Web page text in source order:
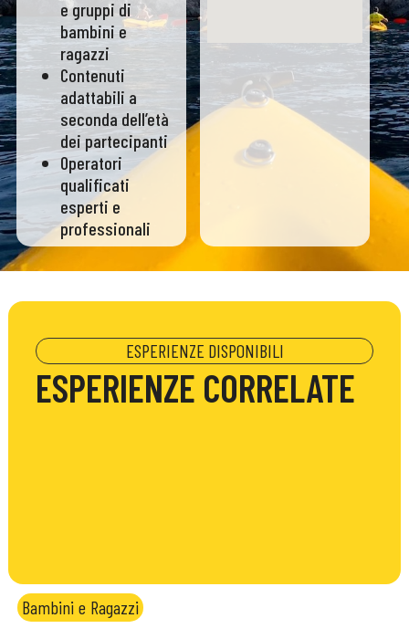
e gruppi di
bambini e
ragazzi
Contenuti
adattabili a
seconda dell’età
dei partecipanti
Operatori
qualificati
esperti e
professionali
ESPERIENZE DISPONIBILI
ESPERIENZE CORRELATE
Bambini e Ragazzi